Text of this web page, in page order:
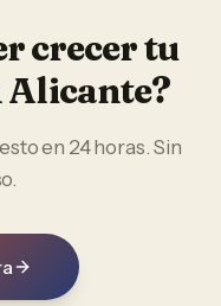
crecer tu
Alicante?
en 24 horas. Sin